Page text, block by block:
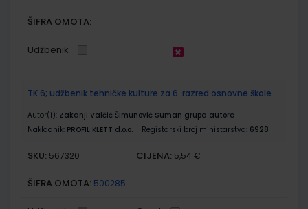
ŠIFRA OMOTA:
Udžbenik
TK 6; udžbenik tehničke kulture za 6. razred osnovne škole
Autor(i): Zakanji Valčić Šimunović Suman grupa autora
Nakladnik: PROFIL KLETT d.o.o. Registarski broj ministarstva: 6928
SKU: 567320 CIJENA: 5,54 €
ŠIFRA OMOTA: 500285